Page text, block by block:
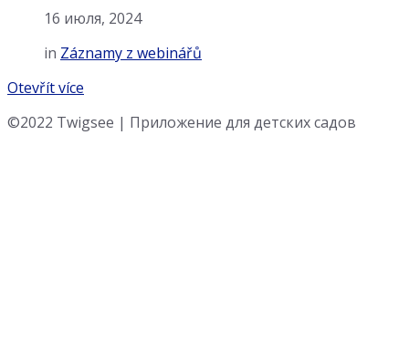
16 июля, 2024
in Záznamy z webinářů
Otevřít více
©2022 Twigsee | Приложение для детских садов